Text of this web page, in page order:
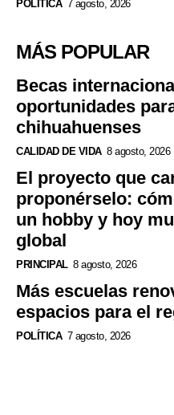
POLÍTICA 7 agosto, 2026
MÁS POPULAR
Becas
oportunidades
chihuahuenses
CALIDAD DE VIDA 8 agosto, 2026
El proyecto que
proponérselo:
un hobby y hoy
global
PRINCIPAL 8 agosto, 2026
Más escuelas
espacios para el
POLÍTICA 7 agosto, 2026